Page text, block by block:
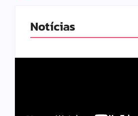
Notícias